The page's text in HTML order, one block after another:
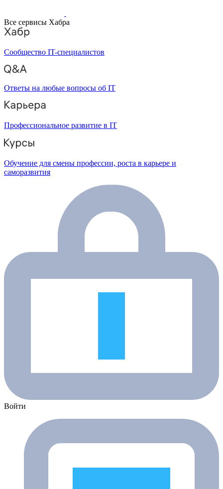
Все сервисы Хабра
Сообщество IT-специалистов
Ответы на любые вопросы об IT
Профессиональное развитие в IT
Обучение для смены профессии, роста в карьере и
саморазвития
Войти